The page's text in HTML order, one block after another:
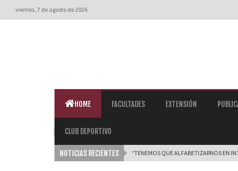
viernes, 7 de agosto de 2026
HOME FACULTADES EXTENSIÓN
CLUB DEPORTIVO
NOTICIAS RECIENTES “TENEMOS QUE ALFABETIZARNOS EN